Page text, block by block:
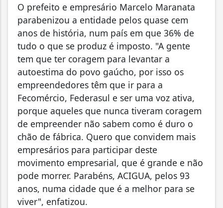
O prefeito e empresário Marcelo Maranata
parabenizou a entidade pelos quase cem
anos de história, num país em que 36% de
tudo o que se produz é imposto. "A gente
tem que ter coragem para levantar a
autoestima do povo gaúcho, por isso os
empreendedores têm que ir para a
Fecomércio, Federasul e ser uma voz ativa,
porque aqueles que nunca tiveram coragem
de empreender não sabem como é duro o
chão de fábrica. Quero que convidem mais
empresários para participar deste
movimento empresarial, que é grande e não
pode morrer. Parabéns, ACIGUA, pelos 93
anos, numa cidade que é a melhor para se
viver", enfatizou.